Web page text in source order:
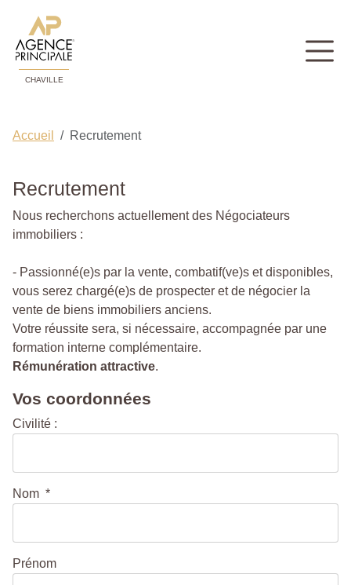
CHAVILLE
Accueil Recrutement
Recrutement
Nous recherchons actuellement des Négociateurs
immobiliers :
- Passionné(e)s par la vente, combatif(ve)s et disponibles,
vous serez chargé(e)s de prospecter et de négocier la
vente de biens immobiliers anciens.
Votre réussite sera, si nécessaire, accompagnée par une
formation interne complémentaire.
Rémunération attractive.
Vos coordonnées
Civilité :
Nom *
Prénom